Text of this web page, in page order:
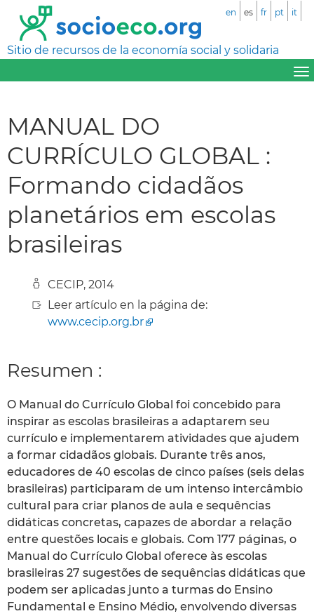
Sitio de recursos de la economía social y solidaria
en es fr pt it
MANUAL DO
CURRÍCULO GLOBAL :
Formando cidadãos
planetários em escolas
brasileiras
CECIP, 2014
Leer artículo en la página de:
www.cecip.org.br
Resumen :
O Manual do Currículo Global foi concebido para
inspirar as escolas brasileiras a adaptarem seu
currículo e implementarem atividades que ajudem
a formar cidadãos globais. Durante três anos,
educadores de 40 escolas de cinco países (seis delas
brasileiras) participaram de um intenso intercâmbio
cultural para criar planos de aula e sequências
didáticas concretas, capazes de abordar a relação
entre questões locais e globais. Com 177 páginas, o
Manual do Currículo Global oferece às escolas
brasileiras 27 sugestões de sequências didáticas que
podem ser aplicadas junto a turmas do Ensino
Fundamental e Ensino Médio, envolvendo diversas